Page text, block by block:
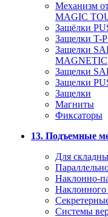
Механизм
MAGIC
Защёлки
Защелки T-
Защелки
MAGNETIC
Защелки
Защелки
Защелки
Магниты
Фиксаторы
13. Подъемные
Для
Наклонно-
Наклонного
Системы